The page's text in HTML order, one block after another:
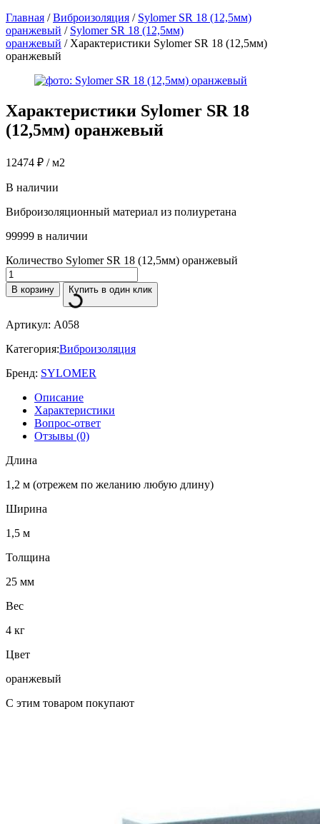
Главная /Виброизоляция / Sylomer SR 18 (12,5мм)
оранжевый / Sylomer SR 18 (12,5мм)
оранжевый / Характеристики Sylomer SR 18 (12,5мм)
оранжевый
Характеристики Sylomer SR 18
(12,5мм) оранжевый
12474 ₽ / м2
В наличии
Виброизоляционный материал из полиуретана
99999 в наличии
Количество Sylomer SR 18 (12,5мм) оранжевый
В корзину Купить в один клик
Артикул: A058
Категория:Виброизоляция
Бренд: SYLOMER
Описание
Характеристики
Вопрос-ответ
Отзывы (0)
Длина
1,2 м (отрежем по желанию любую длину)
Ширина
1,5 м
Толщина
25 мм
Вес
4 кг
Цвет
оранжевый
C этим товаром покупают